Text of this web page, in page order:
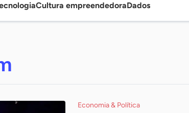
Cultura empreendedoraDados
Economia & Política